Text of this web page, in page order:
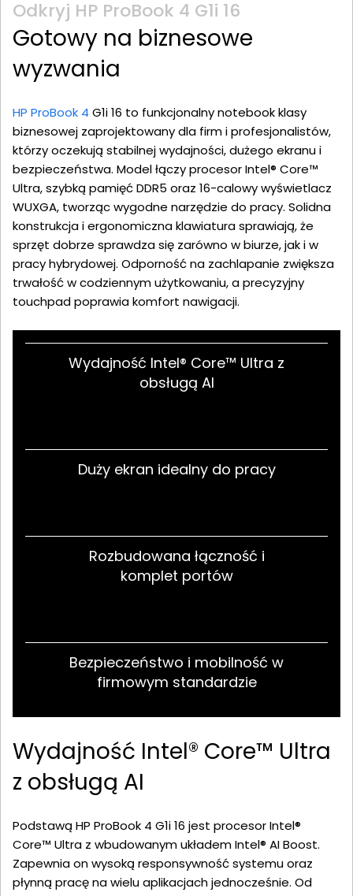
Odkryj HP ProBook 4 G1i 16
Gotowy na biznesowe
wyzwania
HP ProBook 4 G1i 16 to funkcjonalny notebook klasy
biznesowej zaprojektowany dla firm i profesjonalistów,
którzy oczekują stabilnej wydajności, dużego ekranu i
bezpieczeństwa. Model łączy procesor Intel® Core™
Ultra, szybką pamięć DDR5 oraz 16-calowy wyświetlacz
WUXGA, tworząc wygodne narzędzie do pracy. Solidna
konstrukcja i ergonomiczna klawiatura sprawiają, że
sprzęt dobrze sprawdza się zarówno w biurze, jak i w
pracy hybrydowej. Odporność na zachlapanie zwiększa
trwałość w codziennym użytkowaniu, a precyzyjny
touchpad poprawia komfort nawigacji.
Wydajność Intel® Core™ Ultra z
obsługą AI
Duży ekran idealny do pracy
Rozbudowana łączność i
komplet portów
Bezpieczeństwo i mobilność w
firmowym standardzie
Wydajność Intel® Core™ Ultra
z obsługą AI
Podstawą HP ProBook 4 G1i 16 jest procesor Intel®
Core™ Ultra z wbudowanym układem Intel® AI Boost.
Zapewnia on wysoką responsywność systemu oraz
płynną pracę na wielu aplikacjach jednocześnie. Od